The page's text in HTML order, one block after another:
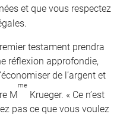
et que vous respectez
testament prendra
réflexion approfondie,
de l’argent et
M
me
Krueger. « Ce n’est
pas ce que vous voulez